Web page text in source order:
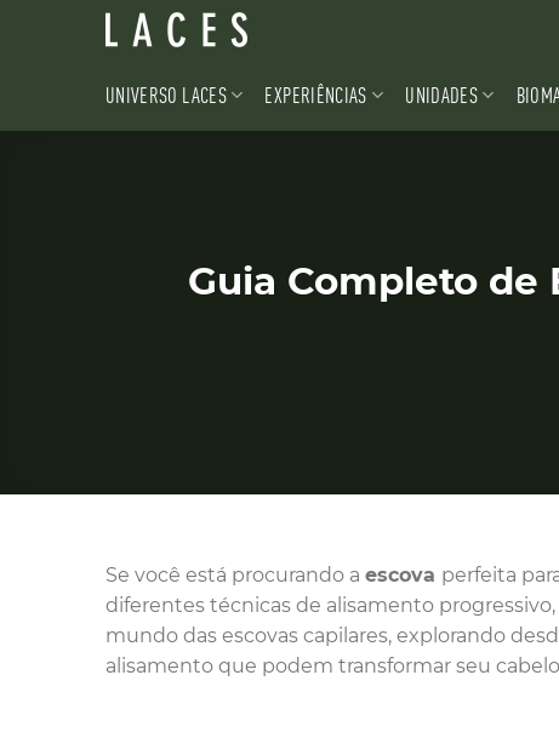
UNIVERSO LACES EXPERIÊNCIAS UNIDADES
Guia Completo de
Se você está procurando a escova perfeita
diferentes técnicas de alisamento
mundo das escovas capilares, explorando
alisamento que podem transformar seu